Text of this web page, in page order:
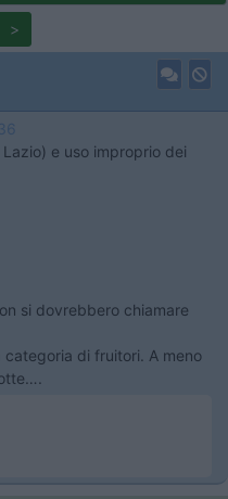
>
e uso improprio dei
si dovrebbero chiamare
di fruitori. A meno